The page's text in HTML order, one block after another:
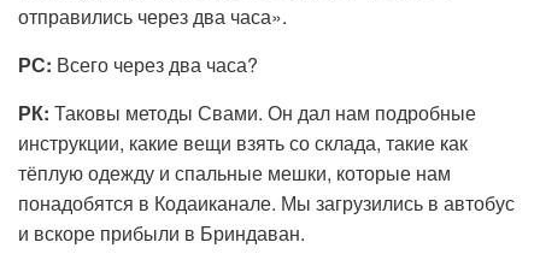
отправились через два часа».
РС: Всего через два часа?
РК: Таковы методы Свами. Он дал нам подробные
инструкции, какие вещи взять со склада, такие как
тёплую одежду и спальные мешки, которые нам
понадобятся в Кодаиканале. Мы загрузились в автобус
и вскоре прибыли в Бриндаван.